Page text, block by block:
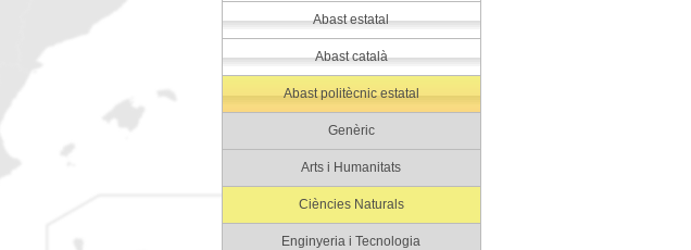
Abast estatal
Abast català
Abast politècnic estatal
Genèric
Arts i Humanitats
Ciències Naturals
Enginyeria i Tecnologia